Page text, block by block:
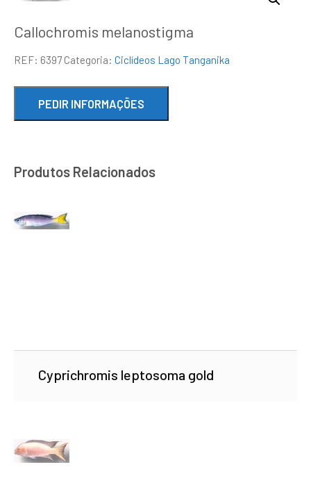
Callochromis melanostigma
REF: 6397 Categoria: Ciclídeos Lago Tanganika
Produtos Relacionados
Cyprichromis leptosoma gold